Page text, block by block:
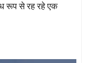
रूप से रह रहे एक